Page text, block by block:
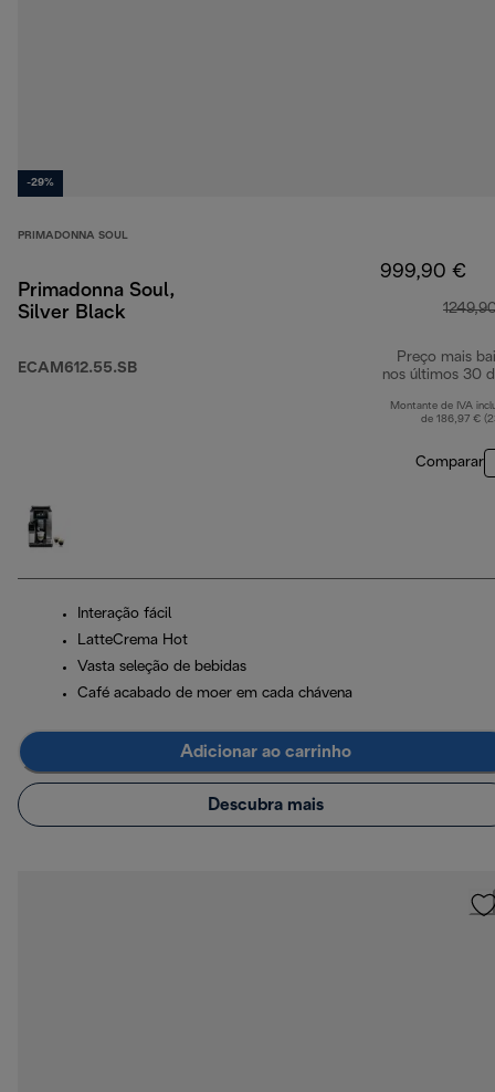
-29%
PRIMADONNA SOUL
Primadonna Soul,
Silver Black
ECAM612.55.SB
999,90 €
Preço mais
nos últimos 30
Montante de IVA
de 186,97 €
Comparar
Interação fácil
LatteCrema Hot
Vasta seleção de bebidas
Café acabado de moer em cada chávena
Adicionar ao carrinho
Descubra mais